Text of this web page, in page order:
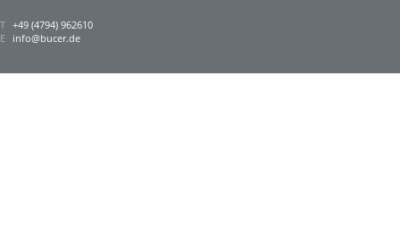
T +49 (4794) 962610
E info@bucer.de